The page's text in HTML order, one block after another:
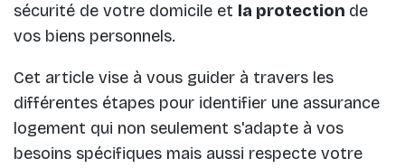
sécurité de votre domicile et la protection de
vos biens personnels.
Cet article vise à vous guider à travers les
différentes étapes pour identifier une assurance
logement qui non seulement s'adapte à vos
besoins spécifiques mais aussi respecte votre